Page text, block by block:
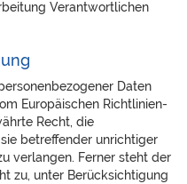
Verantwortlichen
Daten
Europäischen Richtlinien-
Recht, die
betreffender unrichtiger
verlangen. Ferner steht der
zu, unter Berücksichtigung